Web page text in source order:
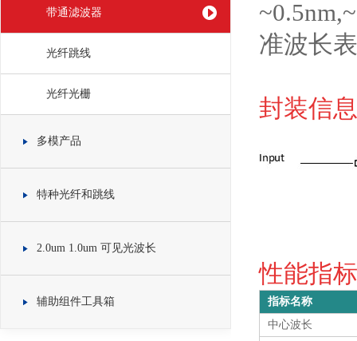
带通滤波器
光纤跳线
光纤光栅
多模产品
特种光纤和跳线
2.0um 1.0um 可见光波长
辅助组件工具箱
准波长
封装信
性能指
指标名称
中心波长